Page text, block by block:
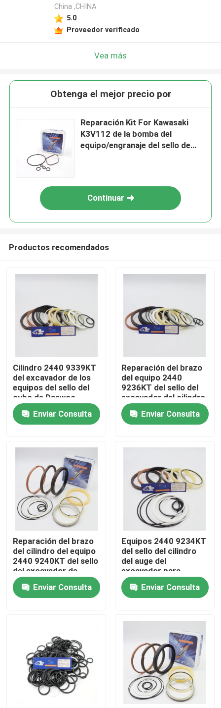
Hogar
Vídeos
Sobre nosotros
Viaje de la fábrica
Control de calidad
Noticias
Casos
Equipo hidráulico del sello del triturador
China ,CHINA
5.0
Proveedor verificado
Vea más
Obtenga el mejor precio por
Reparación Kit For Kawasaki
K3V112 de la bomba del
equipo/engranaje del sello de
Continuar
Productos recomendados
Cilindro 2440 9339KT
del excavador de los
equipos del sello del
cubo de Daewoo
DH220 5
Enviar Consulta
Reparación del brazo
del equipo 2440
9236KT del sello del
excavador del cilindro
de Daewoo DH220 5
Enviar Consulta
Reparación del brazo
del cilindro del equipo
2440 9240KT del sello
del excavador de
Daewoo DH300 5 7
Enviar Consulta
Equipos 2440 9234KT
del sello del cilindro
del auge del
excavador para
Daewoo DH220 5
Enviar Consulta